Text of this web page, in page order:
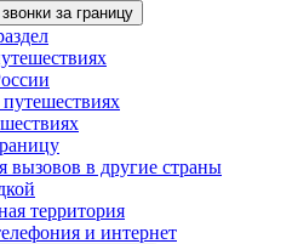
за границу
в другие страны
территория
и интернет